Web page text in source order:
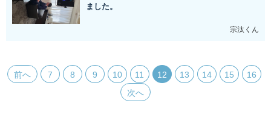
ました。
宗汰くん
前へ 7 8 9 10 11 12 13 14 15
16
次へ